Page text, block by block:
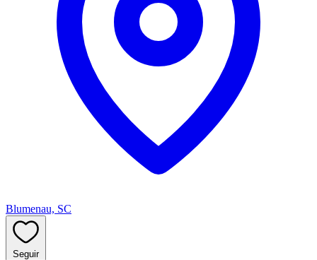
Blumenau, SC
Seguir